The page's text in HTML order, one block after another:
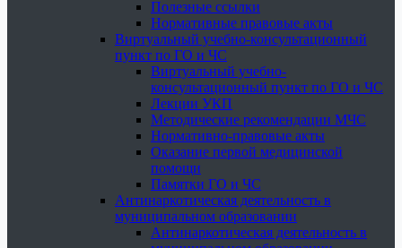
Полезные ссылки
Нормативные правовые акты
Виртуальный учебно-консультационный
пункт по ГО и ЧС
Виртуальный учебно-
консультационный пункт по ГО и ЧС
Лекции УКП
Методические рекомендации МЧС
Нормативно-правовые акты
Оказание первой медицинской
помощи
Памятки ГО и ЧС
Антинаркотическая деятельность в
муниципальном образовании
Антинаркотическая деятельность в